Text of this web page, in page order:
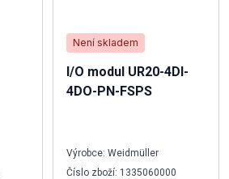
Není skladem
I/O modul UR20-4DI-
4DO-PN-FSPS
Výrobce: Weidmüller
Číslo zboží: 1335060000